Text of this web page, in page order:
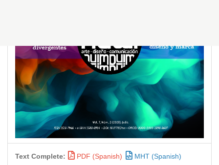
Text Complete: PDF (Spanish) MHT (Spanish)